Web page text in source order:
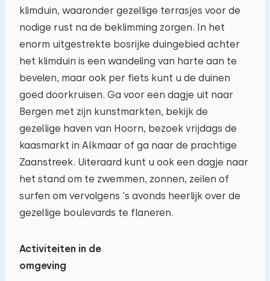
Reisgezelschap
Het maximum aantal personen toegestaan in
woningen op dit vakantiepark is 14.U kunt
extra baby's meenemen (2).
Aantal volwassenen
klimduin, waaronder gezellige terrasjes voor de
nodige rust na de beklimming zorgen. In het
enorm uitgestrekte bosrijke duingebied achter
het klimduin is een wandeling van harte aan te
bevelen, maar ook per fiets kunt u de duinen
goed doorkruisen. Ga voor een dagje uit naar
Bergen met zijn kunstmarkten, bekijk de
gezellige haven van Hoorn, bezoek vrijdags de
kaasmarkt in Alkmaar of ga naar de prachtige
Zaanstreek. Uiteraard kunt u ook een dagje naar
het stand om te zwemmen, zonnen, zeilen of
surfen om vervolgens 's avonds heerlijk over de
gezellige boulevards te flaneren.
Activiteiten in de
omgeving